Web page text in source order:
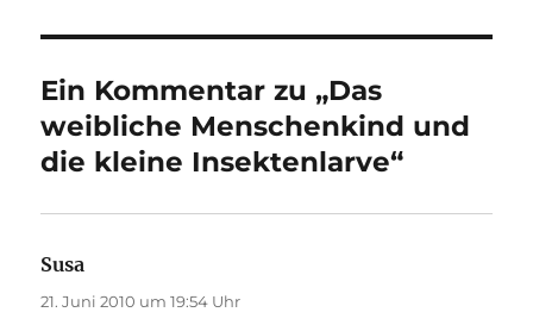
Ein Kommentar zu „Das
weibliche Menschenkind und
die kleine Insektenlarve“
Susa
21. Juni 2010 um 19:54 Uhr